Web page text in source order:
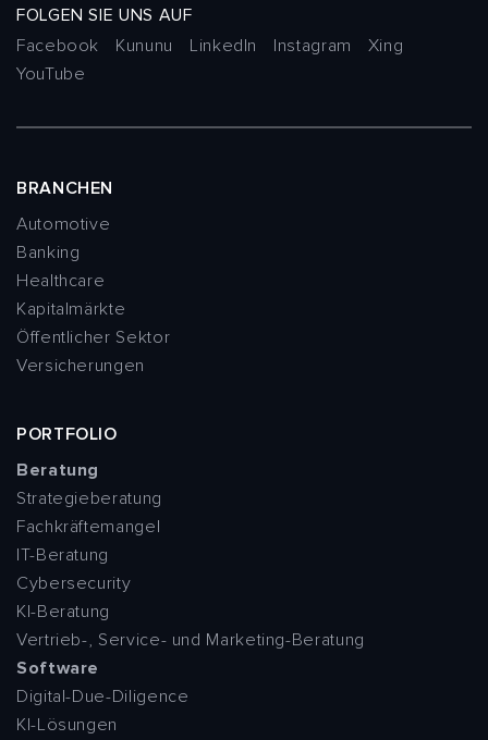
FOLGEN SIE UNS AUF
Facebook
Kununu LinkedIn Instagram
Xing
YouTube
BRANCHEN
Automotive
Banking
Healthcare
Kapitalmärkte
Öffentlicher Sektor
Versicherungen
PORTFOLIO
Beratung
Strategieberatung
Fachkräftemangel
IT-Beratung
Cybersecurity
KI-Beratung
Vertrieb-, Service- und Marketing-Beratung
Software
Digital-Due-Diligence
KI-Lösungen